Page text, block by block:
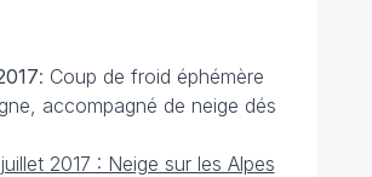
: Coup de froid éphémère
accompagné de neige dés
2017 : Neige sur les Alpes